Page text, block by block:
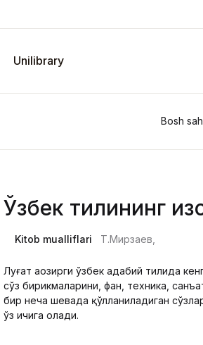
Unilibrary
Bosh
Ўзбек тилининг
Kitob mualliflari Т.Мирзаев,
Луғат ҳаозирги ўзбек адабий тилида
сўз бирикмаларини, фан, техника,
бир неча шевада қўлланиладиган
ўз ичига олади.